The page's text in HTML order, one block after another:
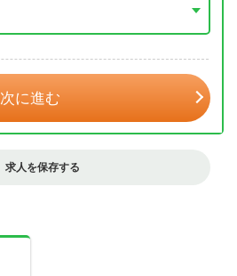
次に進む
求人を保存する